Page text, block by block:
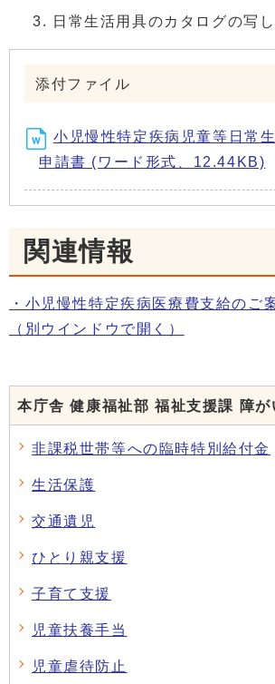
日常生活用具のカタログの写し
添付ファイル
小児慢性特定疾病児童等日常
申請書 (ワード形式、12.44KB)
関連情報
・小児慢性特定疾病医療費支給のご
（別ウインドウで開く）
本庁舎 健康福祉部 福祉支援課 障が
非課税世帯等への臨時特別給付金
生活保護
交通遺児
ひとり親支援
子育て支援
児童扶養手当
児童虐待防止